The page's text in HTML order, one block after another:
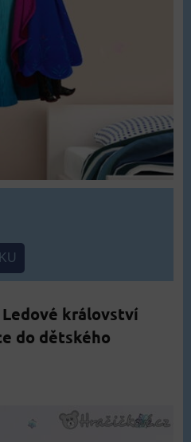
království
do dětského